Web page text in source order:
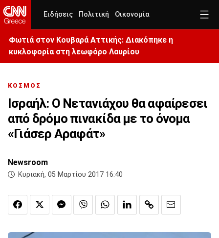
Ειδήσεις Πολιτική Οικονομία
Φωτιά στον Κουβαρά Αττικής: Διακόπηκε η
κυκλοφορία στη λεωφόρο Λαυρίου
ΚΟΣΜΟΣ
Ισραήλ: Ο Νετανιάχου θα αφαίρεσει
από δρόμο πινακίδα με το όνομα
«Γιάσερ Αραφάτ»
Newsroom
Κυριακή, 05 Μαρτίου 2017 16:40